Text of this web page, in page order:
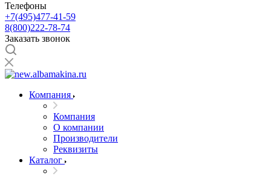
Телефоны
+7(495)477-41-59
8(800)222-78-74
Заказать звонок
Компания
Компания
О компании
Производители
Реквизиты
Каталог